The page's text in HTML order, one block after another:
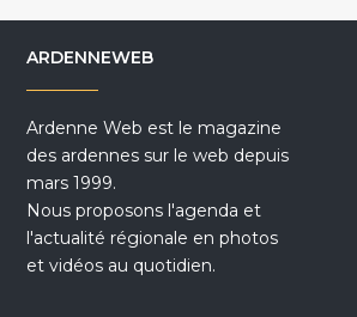
ARDENNEWEB
Ardenne Web est le magazine
des ardennes sur le web depuis
mars 1999.
Nous proposons l'agenda et
l'actualité régionale en photos
et vidéos au quotidien.